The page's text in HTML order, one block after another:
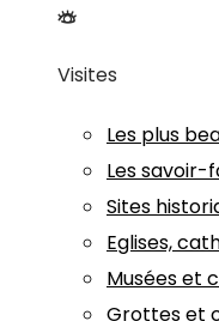
Visites
Les plus
Les savoir-
Sites
Eglises,
Musées et
Grottes et